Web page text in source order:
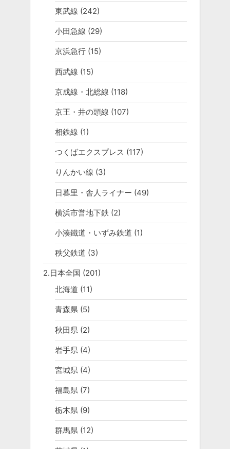
東武線 (242)
小田急線 (29)
京浜急行(15)
西武線 (15)
京成線・北総線 (118)
京王・井の頭線 (107)
相鉄線 (1)
つくばエクスプレス (117)
りんかい線 (3)
日暮里・舎人ライナー (49)
横浜市営地下鉄 (2)
小湊鐵道・いずみ鉄道 (1)
秩父鉄道 (3)
2.日本全国 (201)
北海道 (11)
青森県(5)
秋田県 (2)
岩手県 (4)
宮城県(4)
福島県(7)
栃木県(9)
群馬県(12)